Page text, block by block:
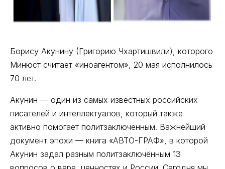
Борису Акунину (Григорию Чхартишвили), которого
Минюст считает «иноагентом», 20 мая исполнилось
70 лет.
Акунин — один из самых известных российских
писателей и интеллектуалов, который также
активно помогает политзаключенным. Важнейший
документ эпохи — книга «АВТО-ГРАФ», в которой
Акунин задал разным политзаключённым 13